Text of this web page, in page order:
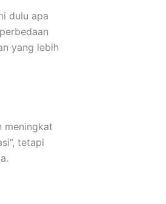
dulu apa
yang lebih
meningkat
tetapi